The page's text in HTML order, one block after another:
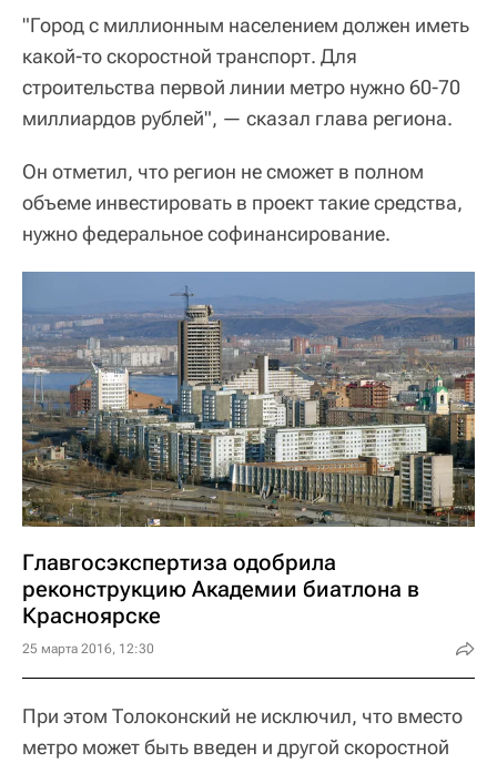
"Город с миллионным населением должен иметь
какой-то скоростной транспорт. Для
строительства первой линии метро нужно 60-70
миллиардов рублей", — сказал глава региона.
Он отметил, что регион не сможет в полном
объеме инвестировать в проект такие средства,
нужно федеральное софинансирование.
Главгосэкспертиза одобрила
реконструкцию Академии биатлона в
Красноярске
25 марта 2016, 12:30
При этом Толоконский не исключил, что вместо
метро может быть введен и другой скоростной